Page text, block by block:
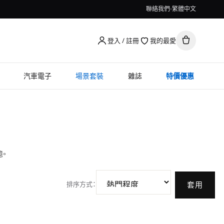
聯絡我們 繁體中文
登入 / 註冊 我的最愛
汽車電子 場景套裝 雜誌 特價優惠
排序方式： 套用